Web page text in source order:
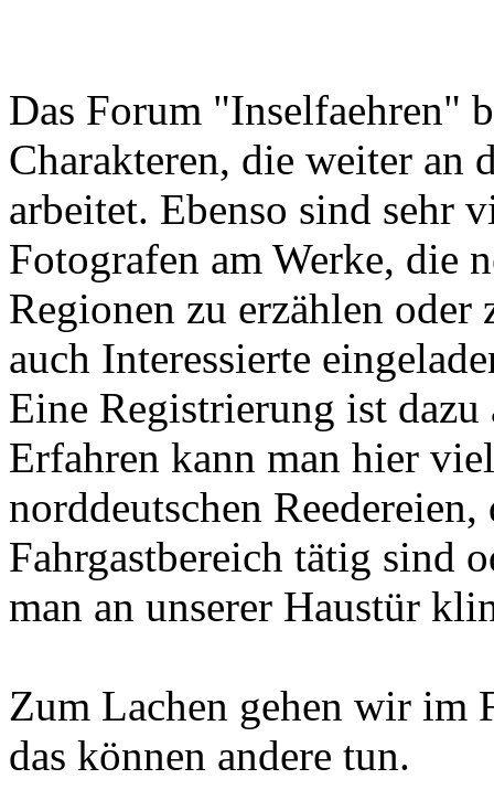
Das Forum "Inselfaehren"
Charakteren, die weiter an
arbeitet. Ebenso sind sehr
Fotografen am Werke, die
Regionen zu erzählen
auch Interessierte
Eine Registrierung ist
Erfahren kann man hier
norddeutschen
Fahrgastbereich tätig sind
man an unserer Haustür
Zum Lachen gehen wir im
das können andere tun.